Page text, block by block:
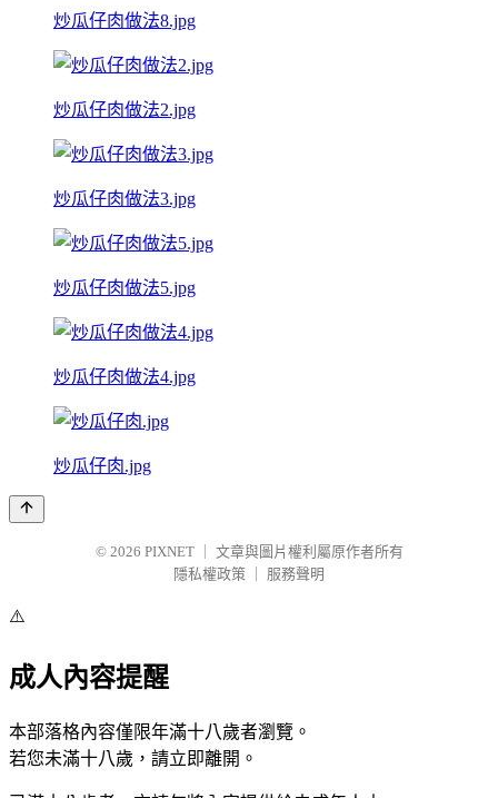
炒瓜仔肉做法8.jpg
炒瓜仔肉做法2.jpg
炒瓜仔肉做法3.jpg
炒瓜仔肉做法5.jpg
炒瓜仔肉做法4.jpg
炒瓜仔肉.jpg
© 2026 PIXNET
文章與圖片權利屬原作者所有
隱私權政策
服務聲明
⚠️
成人內容提醒
本部落格內容僅限年滿十八歲者瀏覽。
若您未滿十八歲，請立即離開。